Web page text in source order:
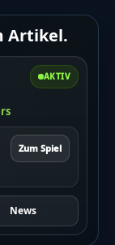
Artikel.
AKTIV
Zum Spiel
News